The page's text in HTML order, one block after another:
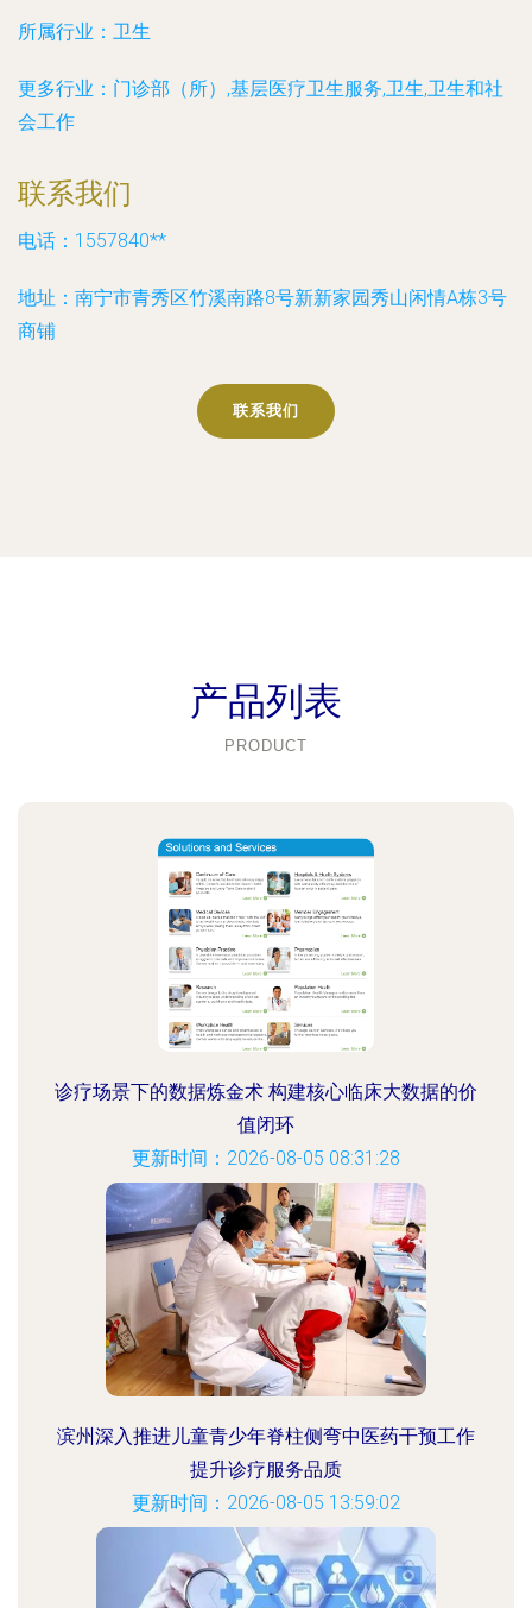
所属行业： 卫生
更多行业： 门诊部（所）,基层医疗卫生服务,卫生,卫生和社
会工作
联系我们
电话：1557840**
地址：南宁市青秀区竹溪南路8号新新家园秀山闲情A栋3号
商铺
联系我们
产品列表
PRODUCT
诊疗场景下的数据炼金术 构建核心临床大数据的价
值闭环
更新时间：2026-08-05 08:31:28
滨州深入推进儿童青少年脊柱侧弯中医药干预工作
提升诊疗服务品质
更新时间：2026-08-05 13:59:02